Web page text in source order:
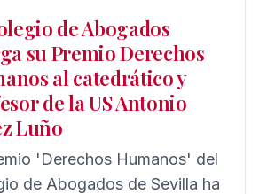
de Abogados
su Premio Derechos
al catedrático y
de la US Antonio
Luño
'Derechos Humanos' del
de Abogados de Sevilla ha